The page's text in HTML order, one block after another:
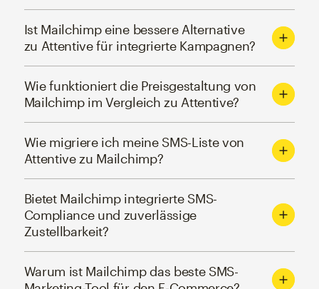
Ist Mailchimp eine bessere Alternative
zu Attentive für integrierte Kampagnen?
Wie funktioniert die Preisgestaltung von
Mailchimp im Vergleich zu Attentive?
Wie migriere ich meine SMS-Liste von
Attentive zu Mailchimp?
Bietet Mailchimp integrierte SMS-
Compliance und zuverlässige
Zustellbarkeit?
Warum ist Mailchimp das beste SMS-